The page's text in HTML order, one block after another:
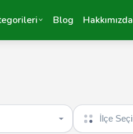
Blog Hakkımızda
İlçe seçin